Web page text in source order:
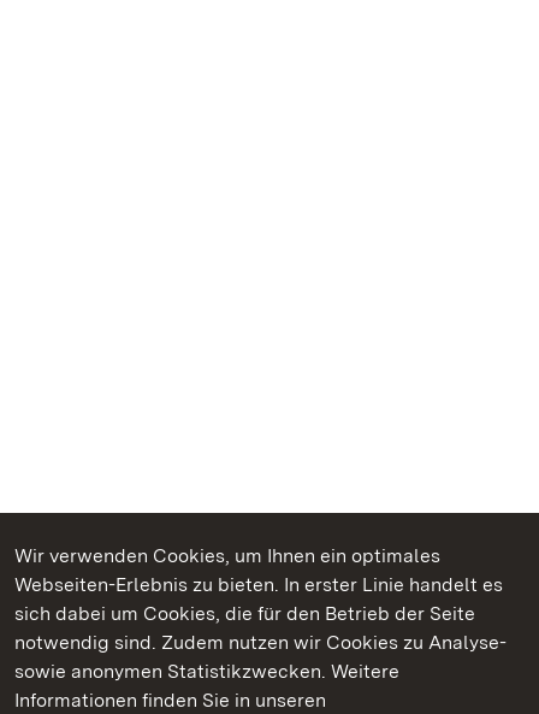
Wir verwenden Cookies, um Ihnen ein optimales
Webseiten-Erlebnis zu bieten. In erster Linie handelt es
sich dabei um Cookies, die für den Betrieb der Seite
notwendig sind. Zudem nutzen wir Cookies zu Analyse-
sowie anonymen Statistikzwecken. Weitere
Informationen finden Sie in unseren
Kommen. Staunen. Genießen.